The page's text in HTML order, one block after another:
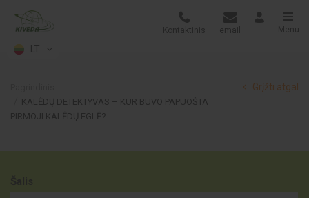
LT
Kontaktinis email Menu
KALĖDŲ DETEKTYVAS – KUR BUVO PAPUOŠTA
PIRMOJI KALĖDŲ EGLĖ?
Grįžti atgal